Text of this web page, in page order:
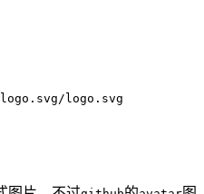
logo.svg